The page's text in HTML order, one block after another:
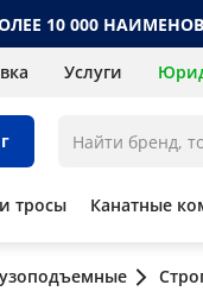
10 000
Услуги
тросы Канатные